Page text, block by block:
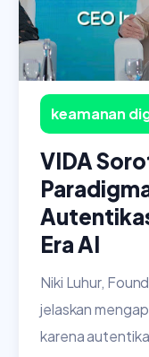
keamanan
VIDA
Era AI
Niki Luhur,
jelaskan
karena